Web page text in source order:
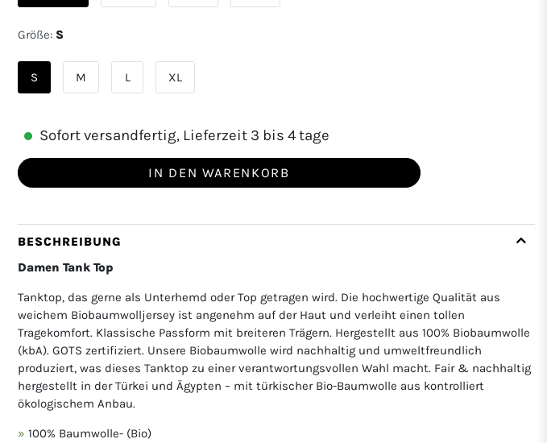
Größe: S
S M L XL
Sofort versandfertig, Lieferzeit 3 bis 4 tage
IN DEN WARENKORB
BESCHREIBUNG
Damen Tank Top
Tanktop, das gerne als Unterhemd oder Top getragen wird. Die hochwertige Qualität aus
weichem Biobaumwolljersey ist angenehm auf der Haut und verleiht einen tollen
Tragekomfort. Klassische Passform mit breiteren Trägern. Hergestellt aus 100% Biobaumwolle
(kbA). GOTS zertifiziert. Unsere Biobaumwolle wird nachhaltig und umweltfreundlich
produziert, was dieses Tanktop zu einer verantwortungsvollen Wahl macht. Fair & nachhaltig
hergestellt in der Türkei und Ägypten – mit türkischer Bio-Baumwolle aus kontrolliert
ökologischem Anbau.
100% Baumwolle- (Bio)